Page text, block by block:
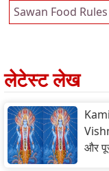
Sawan Food Rules
लेटेस्ट लेख
और